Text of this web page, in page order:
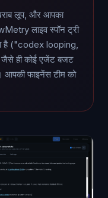
लूप, और आपका
लाइव स्पॉन ट्री
है ("codex looping,
ही कोई एजेंट बजट
आपकी फाइनेंस टीम को